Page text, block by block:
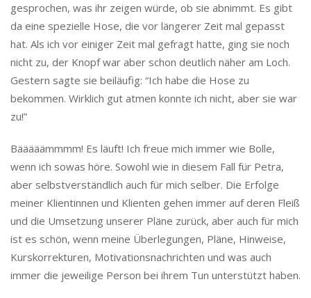
gesprochen, was ihr zeigen würde, ob sie abnimmt. Es gibt
da eine spezielle Hose, die vor längerer Zeit mal gepasst
hat. Als ich vor einiger Zeit mal gefragt hatte, ging sie noch
nicht zu, der Knopf war aber schon deutlich näher am Loch.
Gestern sagte sie beiläufig: “Ich habe die Hose zu
bekommen. Wirklich gut atmen konnte ich nicht, aber sie war
zu!”
Bääääämmmm! Es läuft! Ich freue mich immer wie Bolle,
wenn ich sowas höre. Sowohl wie in diesem Fall für Petra,
aber selbstverständlich auch für mich selber. Die Erfolge
meiner Klientinnen und Klienten gehen immer auf deren Fleiß
und die Umsetzung unserer Pläne zurück, aber auch für mich
ist es schön, wenn meine Überlegungen, Pläne, Hinweise,
Kurskorrekturen, Motivationsnachrichten und was auch
immer die jeweilige Person bei ihrem Tun unterstützt haben.